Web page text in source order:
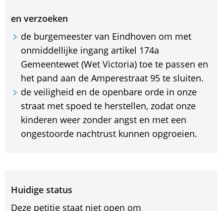
en verzoeken
de burgemeester van Eindhoven om met
onmiddellijke ingang artikel 174a
Gemeentewet (Wet Victoria) toe te passen en
het pand aan de Amperestraat 95 te sluiten.
de veiligheid en de openbare orde in onze
straat met spoed te herstellen, zodat onze
kinderen weer zonder angst en met een
ongestoorde nachtrust kunnen opgroeien.
Huidige status
Deze petitie staat niet open om